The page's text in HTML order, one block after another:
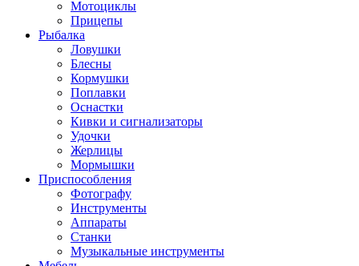
Мотоциклы
Прицепы
Рыбалка
Ловушки
Блесны
Кормушки
Поплавки
Оснастки
Кивки и сигнализаторы
Удочки
Жерлицы
Мормышки
Приспособления
Фотографу
Инструменты
Аппараты
Станки
Музыкальные инструменты